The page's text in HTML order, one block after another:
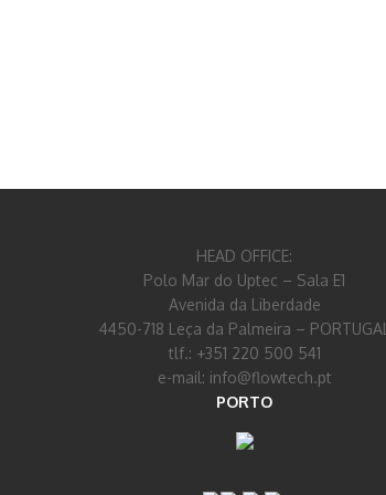
HEAD OFFICE:
Polo Mar do Uptec – Sala E1
Avenida da Liberdade
4450-718 Leça da Palmeira – PORTUGAL
tlf.: +351 220 500 541
e-mail: info@flowtech.pt
PORTO